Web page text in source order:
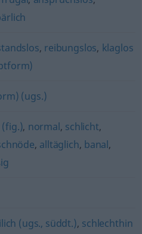
, reibungslos, klaglos
(ugs.)
(fig.), normal, schlicht,
, alltäglich, banal,
(ugs., süddt.), schlechthin